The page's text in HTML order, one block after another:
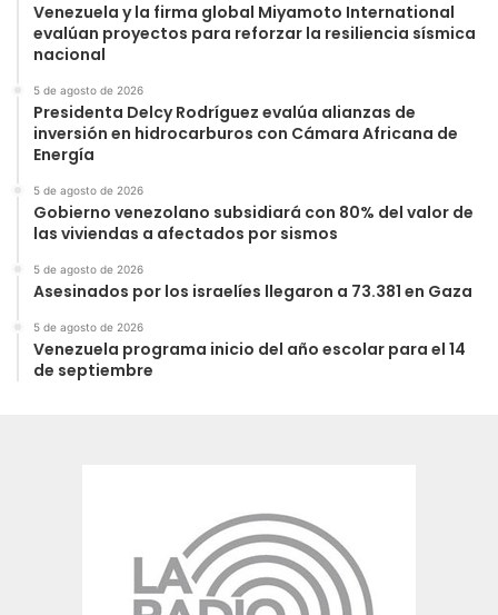
Venezuela y la firma global Miyamoto International
evalúan proyectos para reforzar la resiliencia sísmica
nacional
5 de agosto de 2026
Presidenta Delcy Rodríguez evalúa alianzas de
inversión en hidrocarburos con Cámara Africana de
Energía
5 de agosto de 2026
Gobierno venezolano subsidiará con 80% del valor de
las viviendas a afectados por sismos
5 de agosto de 2026
Asesinados por los israelíes llegaron a 73.381 en Gaza
5 de agosto de 2026
Venezuela programa inicio del año escolar para el 14
de septiembre